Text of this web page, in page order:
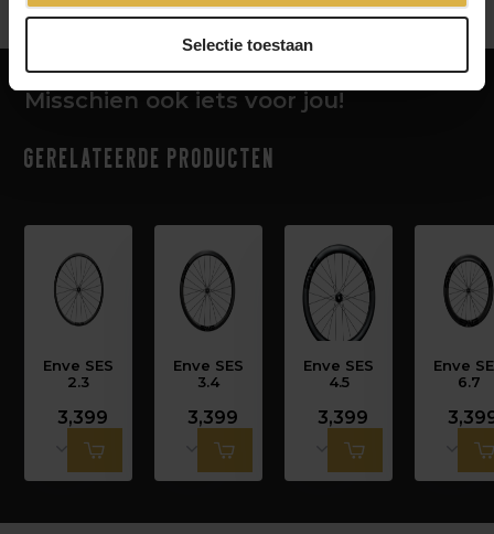
Selectie toestaan
Misschien ook iets voor jou!
Gerelateerde producten
Enve SES
2.3
3,399
Enve SES
3.4
3,399
Enve SES
4.5
3,399
Enve
6.7